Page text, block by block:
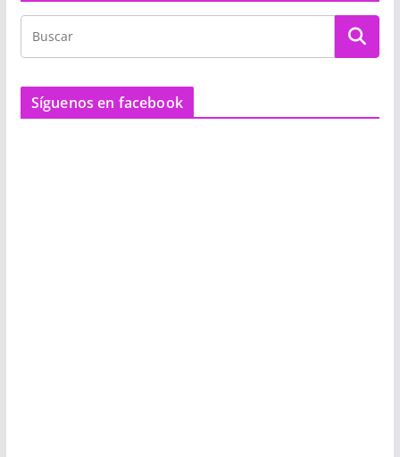
Síguenos en facebook